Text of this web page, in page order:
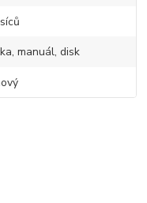
manuál, disk